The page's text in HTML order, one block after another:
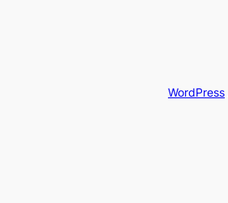
WordPress